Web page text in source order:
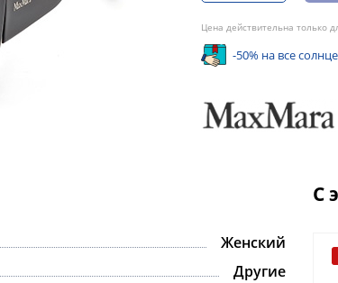
Цена действительна только
-50% на все
Женский
Другие
С